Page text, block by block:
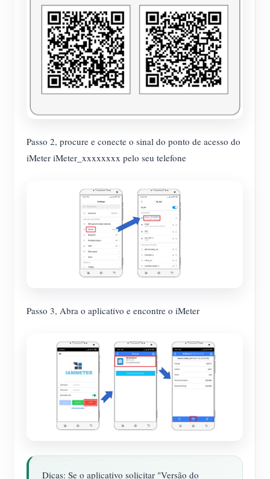
Passo 2, procure e conecte o sinal do ponto de acesso do
iMeter iMeter_xxxxxxxx pelo seu telefone
Passo 3, Abra o aplicativo e encontre o iMeter
Dicas: Se o aplicativo solicitar "Versão do